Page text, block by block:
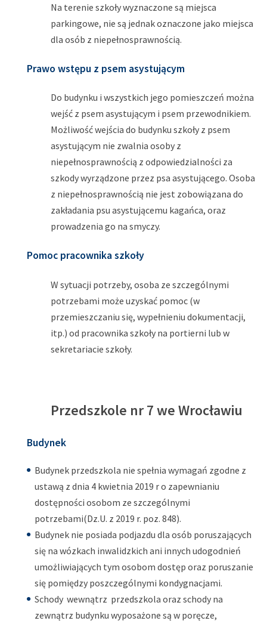
Na terenie szkoły wyznaczone są miejsca
parkingowe, nie są jednak oznaczone jako miejsca
dla osób z niepełnosprawnością.
Prawo wstępu z psem asystującym
Do budynku i wszystkich jego pomieszczeń można
wejść z psem asystującym i psem przewodnikiem.
Możliwość wejścia do budynku szkoły z psem
asystującym nie zwalnia osoby z
niepełnosprawnością z odpowiedzialności za
szkody wyrządzone przez psa asystującego. Osoba
z niepełnosprawnością nie jest zobowiązana do
zakładania psu asystującemu kagańca, oraz
prowadzenia go na smyczy.
Pomoc pracownika szkoły
W sytuacji potrzeby, osoba ze szczególnymi
potrzebami może uzyskać pomoc (w
przemieszczaniu się, wypełnieniu dokumentacji,
itp.) od pracownika szkoły na portierni lub w
sekretariacie szkoły.
Przedszkole nr 7 we Wrocławiu
Budynek
Budynek przedszkola nie spełnia wymagań zgodne z
ustawą z dnia 4 kwietnia 2019 r o zapewnianiu
dostępności osobom ze szczególnymi
potrzebami(Dz.U. z 2019 r. poz. 848).
Budynek nie posiada podjazdu dla osób poruszających
się na wózkach inwalidzkich ani innych udogodnień
umożliwiających tym osobom dostęp oraz poruszanie
się pomiędzy poszczególnymi kondygnacjami.
Schody wewnątrz przedszkola oraz schody na
zewnątrz budynku wyposażone są w poręcze,